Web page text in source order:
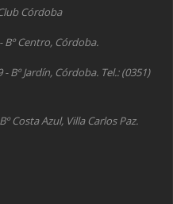
Córdoba
Bº Centro, Córdoba.
Bº Jardín, Córdoba. Tel.: (0351)
Costa Azul, Villa Carlos Paz.